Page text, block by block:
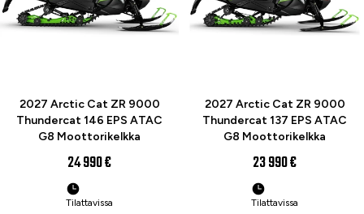
2027 Arctic Cat ZR 9000
Thundercat 146 EPS ATAC
G8 Moottorikelkka
24 990 €
Tilattavissa
2027 Arctic Cat ZR 9000
Thundercat 137 EPS ATAC
G8 Moottorikelkka
23 990 €
Tilattavissa